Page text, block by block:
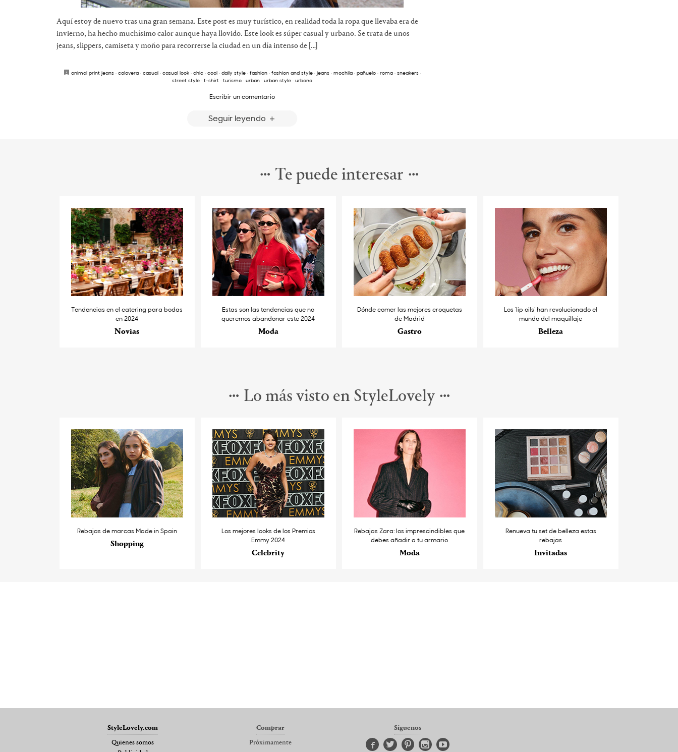
Aquí estoy de nuevo tras una gran semana. Este post es muy turístico, en realidad toda la ropa que llevaba era de
invierno, ha hecho muchísimo calor aunque haya llovido. Este look es súper casual y urbano. Se trata de unos
jeans, slippers, camiseta y moño para recorrerse la ciudad en un día intenso de […]
animal print jeans· calavera· casual· casual look· chic· cool· daily style· fashion· fashion and style· jeans· mochila· pañuelo· roma· sneakers·
street style · t-shirt · turismo · urban · urban style · urbano
Escribir un comentario
Seguir leyendo
Te puede interesar
Tendencias en el catering para bodas
en 2024
Novias
Estas son las tendencias que no
queremos abandonar este 2024
Moda
Dónde comer las mejores croquetas
de Madrid
Gastro
Los ‘lip oils’ han revolucionado el
mundo del maquillaje
Belleza
Lo más visto en StyleLovely
Rebajas de marcas Made in Spain
Shopping
Los mejores looks de los Premios
Emmy 2024
Celebrity
Rebajas Zara: los imprescindibles que
debes añadir a tu armario
Moda
Renueva tu set de belleza estas
rebajas
Invitadas
StyleLovely.com
Quienes somos
Comprar
Próximamente
Síguenos